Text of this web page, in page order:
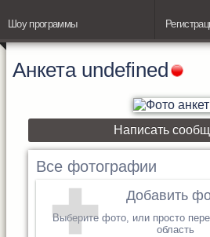
Шоу программы
Анкета undefined
Написать
Все фотографии
Добавить
Выберите фото, или просто
область